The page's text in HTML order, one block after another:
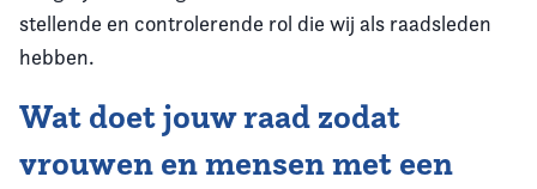
stellende en controlerende rol die wij als raadsleden
hebben.
Wat doet jouw raad zodat
vrouwen en mensen met een